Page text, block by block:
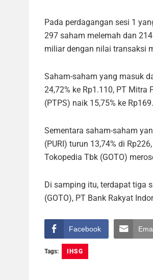
Pada perdagangan sesi 1
297 saham melemah dan
miliar dengan nilai transaksi
Saham-saham yang masuk
24,72% ke Rp1.110, PT Mitra
(PTPS) naik 15,75% ke Rp169.
Sementara saham-saham
(PURI) turun 13,74% di
Tokopedia Tbk (GOTO)
Di samping itu, terdapat tiga
(GOTO), PT Bank Rakyat
Facebook
Tags: IHSG